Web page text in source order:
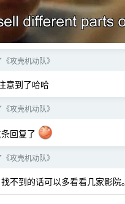
攻壳机动队》
意到了哈哈
攻壳机动队》
回复了
攻壳机动队》
不到的话可以多看看几家影院。